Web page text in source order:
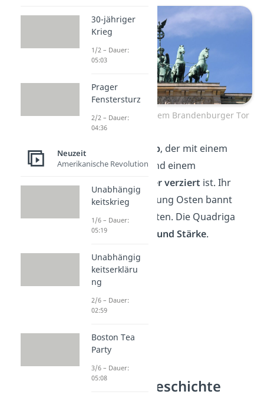
Die Quadriga auf dem Brandenburger Tor
Sie hält einen Stab, der mit einem
Eisernen Kreuzund einem
preußischen Adler verziert ist. Ihr
stolzer Blick Richtung Osten bannt
neugierige Touristen. Die Quadriga
symbolisiert
Sieg und Stärke.
Quadriga Geschichte
30-jähriger
Krieg
1/2 – Dauer:
05:03
Prager
Fenstersturz
2/2 – Dauer:
04:36
Neuzeit
Amerikanische Revolution
Unabhängig
keitskrieg
1/6 – Dauer:
05:19
Unabhängig
keitserkläru
ng
2/6 – Dauer:
02:59
Boston Tea
Party
3/6 – Dauer:
05:08